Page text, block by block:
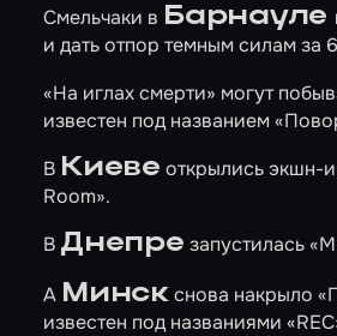
Смельчаки в Барнауле
и дать отпор темным силам за
«На иглах смерти» могут
известен под названием
В Киеве открылись экшн-
Room».
В Днепре запустилась
А Минскснова накрыло
известен под названиями